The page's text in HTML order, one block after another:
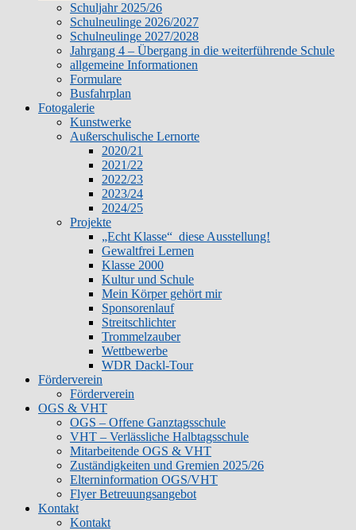
Schuljahr 2025/26
Schulneulinge 2026/2027
Schulneulinge 2027/2028
Jahrgang 4 – Übergang in die weiterführende Schule
allgemeine Informationen
Formulare
Busfahrplan
Fotogalerie
Kunstwerke
Außerschulische Lernorte
2020/21
2021/22
2022/23
2023/24
2024/25
Projekte
„Echt Klasse“ diese Ausstellung!
Gewaltfrei Lernen
Klasse 2000
Kultur und Schule
Mein Körper gehört mir
Sponsorenlauf
Streitschlichter
Trommelzauber
Wettbewerbe
WDR Dackl-Tour
Förderverein
Förderverein
OGS & VHT
OGS – Offene Ganztagsschule
VHT – Verlässliche Halbtagsschule
Mitarbeitende OGS & VHT
Zuständigkeiten und Gremien 2025/26
Elterninformation OGS/VHT
Flyer Betreuungsangebot
Kontakt
Kontakt